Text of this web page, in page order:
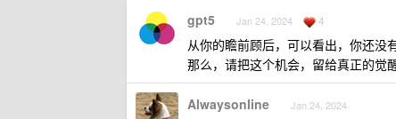
gpt5 Jan 24, 2024 4
从你的瞻前顾后，可以看出，你还没
那么，请把这个机会，留给真正的觉
Alwaysonline Jan 24, 2024